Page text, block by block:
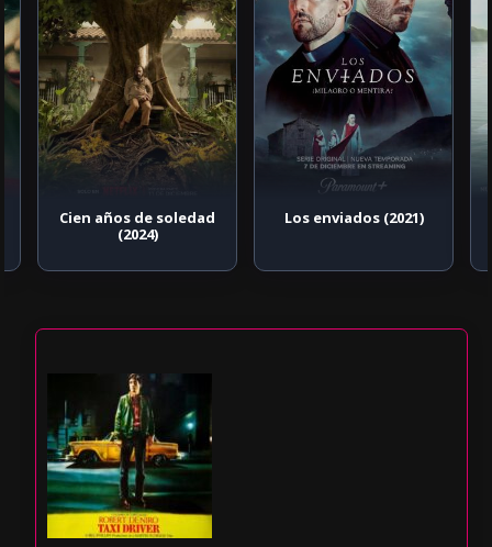
Cien años de soledad
(2024)
Los enviados (2021)